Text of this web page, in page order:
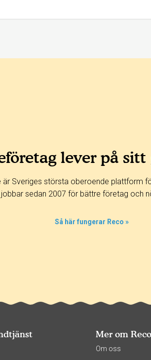
lever på sitt
är Sveriges största oberoende plattform
jobbar sedan 2007 för bättre företag och
Så här fungerar Reco »
Mer om Reco
Om oss